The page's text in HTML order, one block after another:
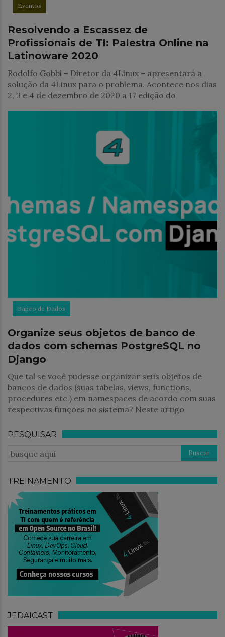
Eventos
Resolvendo a Escassez de
Profissionais de TI: Palestra Online na
Latinoware 2020
Rodolfo Gobbi – Diretor da 4Linux – apresentará a
solução da 4Linux para o problema. Acontece nos dias
2, 3 e 4 de dezembro de 2020 a 17 edição do
Banco de Dados
Organize seus objetos de banco de
dados com schemas PostgreSQL no
Django
Que tal se você pudesse organizar seus objetos de
bancos de dados (suas tabelas, views, functions,
procedures etc.) em namespaces de acordo com suas
respectivas funções no sistema? Neste artigo
PESQUISAR
TREINAMENTO
JEDAICAST